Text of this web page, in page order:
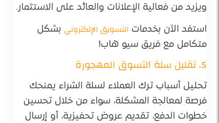
ويزيد من فعالية الإعلانات والعائد على الاستثمار.
استفد الآن بخدمات التسويق الإلكتروني بشكل
متكامل مع فريق سيو هاب!
5. تقليل سلة التسوق المهجورة
تحليل أسباب ترك العملاء لسلة الشراء يمنحك
فرصة لمعالجة المشكلة، سواء من خلال تحسين
خطوات الدفع، تقديم عروض تحفيزية، أو إرسال